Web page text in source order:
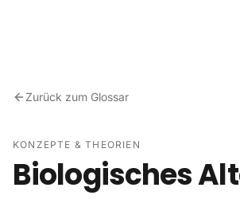
Zurück zum Glossar
KONZEPTE & THEORIEN
Biologisches